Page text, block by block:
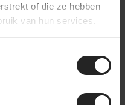
of die ze hebben
van hun services.
mogelijk. (PostNL,